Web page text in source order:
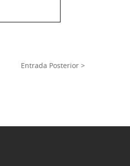
Entrada Posterior >